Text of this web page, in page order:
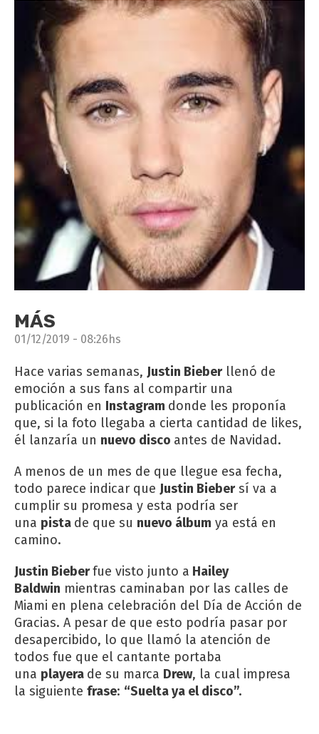
MÁS
01/12/2019 - 08:26hs
Hace varias semanas, Justin Bieberllenó de
emoción a sus fans al compartir una
publicación en Instagram donde les proponía
que, si la foto llegaba a cierta cantidad de likes,
él lanzaría un nuevo disco antes de Navidad.
A menos de un mes de que llegue esa fecha,
todo parece indicar que Justin Biebersí va a
cumplir su promesa y esta podría ser
una pista de que su nuevo álbum ya está en
camino.
Justin Bieberfue visto junto a Hailey
Baldwin mientras caminaban por las calles de
Miami en plena celebración del Día de Acción de
Gracias. A pesar de que esto podría pasar por
desapercibido, lo que llamó la atención de
todos fue que el cantante portaba
una playera de su marca Drew, la cual impresa
la siguiente frase: “Suelta ya el disco”.